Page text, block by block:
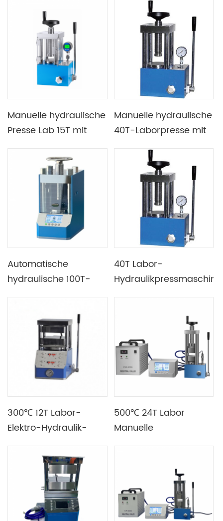
programmierbarer
Steuerung
Industrie
Manuelle hydraulische
Presse Lab 15T mit
Manuelle hydraulische
40T-Laborpresse mit
Digitalmanometer
Automatische
hydraulische 100T-
Steuerung
40T Labor-
Hydraulikpressmaschine
300℃ 12T Labor-
Elektro-Hydraulik-
doppelter Heizplatte
500℃ 24T Labor
Manuelle